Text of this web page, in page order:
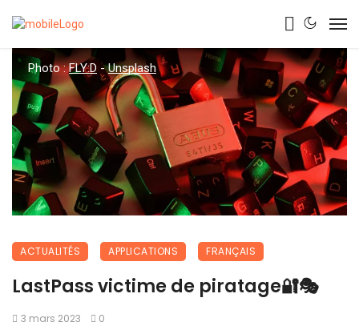
Photo :FLY:D -Unsplash
ACTUALITÉS APPLICATIONS FRANÇAIS
LastPass victime de piratage🔐🎭
3 mars 2023 0